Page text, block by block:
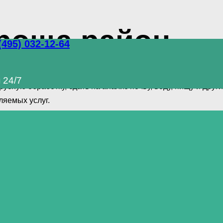
032-12-64
24/7
район
обработку, сдать на анализ почву, воду, пищу и
услуг.